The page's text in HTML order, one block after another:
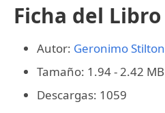
Ficha del Libro
Autor: Geronimo Stilton
Tamaño: 1.94 - 2.42 MB
Descargas: 1059